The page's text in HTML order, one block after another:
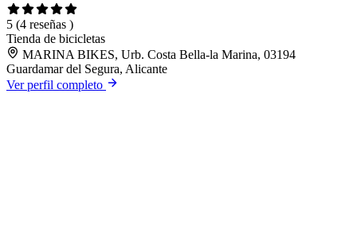
5 (4 reseñas )
Tienda de bicicletas
MARINA BIKES, Urb. Costa Bella-la Marina, 03194
Guardamar del Segura, Alicante
Ver perfil completo